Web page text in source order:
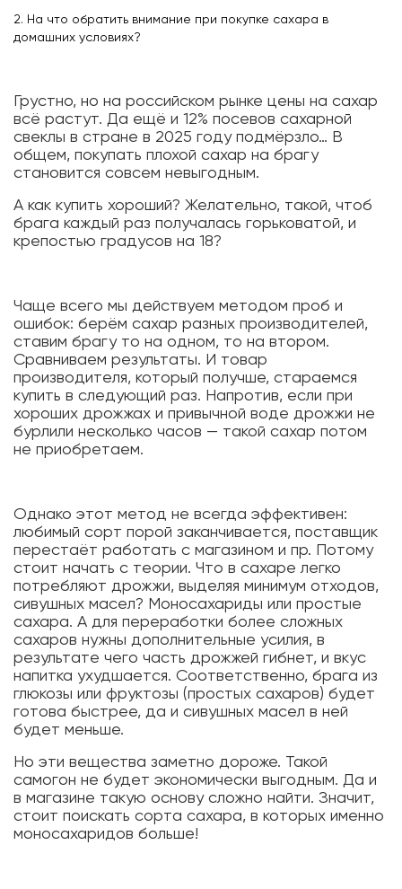
2. На что обратить внимание при покупке сахара в
домашних условиях?
Грустно, но на российском рынке цены на сахар
всё растут. Да ещё и 12% посевов сахарной
свеклы в стране в 2025 году подмёрзло… В
общем, покупать плохой сахар на брагу
становится совсем невыгодным.
А как купить хороший? Желательно, такой, чтоб
брага каждый раз получалась горьковатой, и
крепостью градусов на 18?
Чаще всего мы действуем методом проб и
ошибок: берём сахар разных производителей,
ставим брагу то на одном, то на втором.
Сравниваем результаты. И товар
производителя, который получше, стараемся
купить в следующий раз. Напротив, если при
хороших дрожжах и привычной воде дрожжи не
бурлили несколько часов — такой сахар потом
не приобретаем.
Однако этот метод не всегда эффективен:
любимый сорт порой заканчивается, поставщик
перестаёт работать с магазином и пр. Потому
стоит начать с теории. Что в сахаре легко
потребляют дрожжи, выделяя минимум отходов,
сивушных масел? Моносахариды или простые
сахара. А для переработки более сложных
сахаров нужны дополнительные усилия, в
результате чего часть дрожжей гибнет, и вкус
напитка ухудшается. Соответственно, брага из
глюкозы или фруктозы (простых сахаров) будет
готова быстрее, да и сивушных масел в ней
будет меньше.
Но эти вещества заметно дороже. Такой
самогон не будет экономически выгодным. Да и
в магазине такую основу сложно найти. Значит,
стоит поискать сорта сахара, в которых именно
моносахаридов больше!